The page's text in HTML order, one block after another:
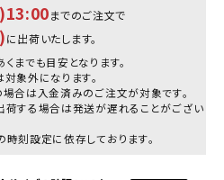
までのご注文で
に出荷いたします。
までも目安となります。
象外になります。
合は入金済みのご注文が対象です。
する場合は発送が遅れることがござい
刻設定に依存しております。